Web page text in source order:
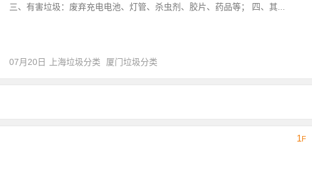
三、有害垃圾：废弃充电电池、灯管、杀虫剂、胶片、药品等； 四、其...
07月20日 上海垃圾分类 厦门垃圾分类
1F